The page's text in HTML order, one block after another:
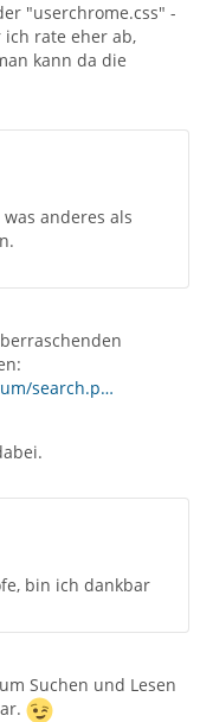
"userchrome.css" -
rate eher ab,
kann da die
anderes als
search.p…
bin ich dankbar
Suchen und Lesen